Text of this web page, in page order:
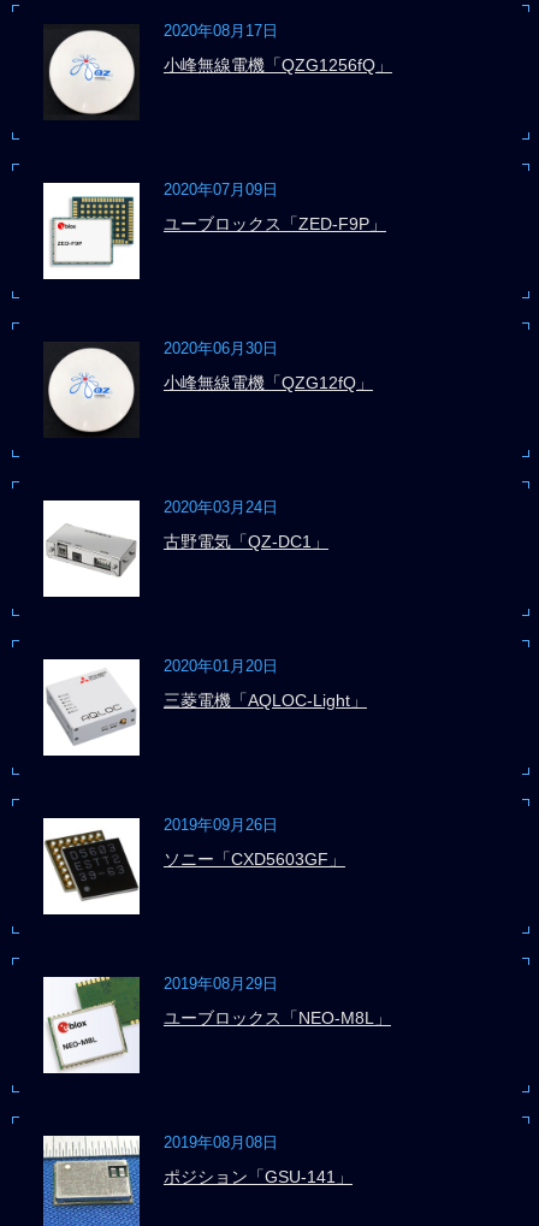
2020年08月17日
小峰無線電機「QZG1256fQ」
2020年07月09日
ユーブロックス「ZED-F9P」
2020年06月30日
小峰無線電機「QZG12fQ」
2020年03月24日
古野電気「QZ-DC1」
2020年01月20日
三菱電機「AQLOC-Light」
2019年09月26日
ソニー「CXD5603GF」
2019年08月29日
ユーブロックス「NEO-M8L」
2019年08月08日
ポジション「GSU-141」